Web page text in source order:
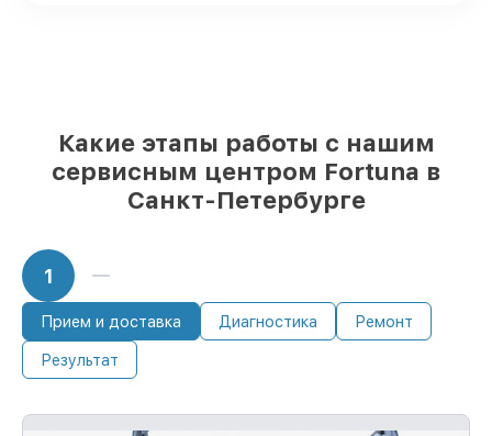
85%починок Fortuna сделаем за 1–2 часа,
если мастер начинает работу сразу
Какие этапы работы с нашим
сервисным центром Fortuna в
Санкт-Петербурге
1
Прием и доставка Диагностика Ремонт
Результат